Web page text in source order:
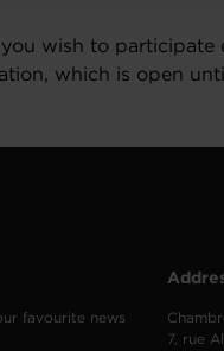
wish to participate
which is open
favourite news
7, rue